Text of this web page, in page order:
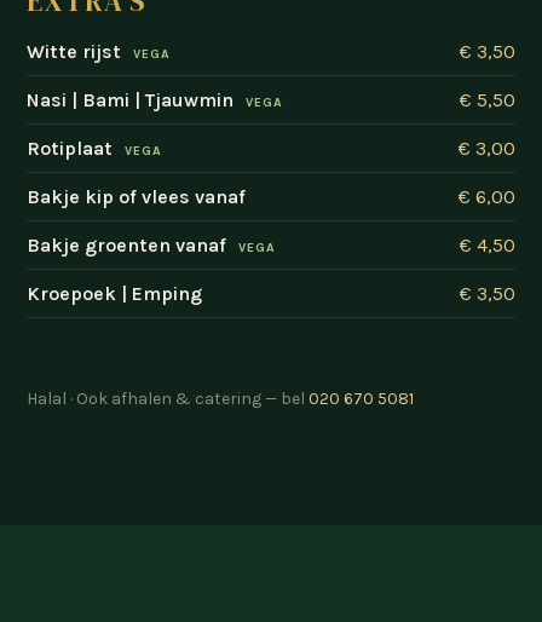
Witte rijst VEGA € 3,50
Nasi | Bami | Tjauwmin VEGA € 5,50
Rotiplaat VEGA € 3,00
Bakje kip of vlees vanaf € 6,00
Bakje groenten vanaf VEGA € 4,50
Kroepoek | Emping € 3,50
Halal · Ook afhalen & catering — bel 020 670 5081